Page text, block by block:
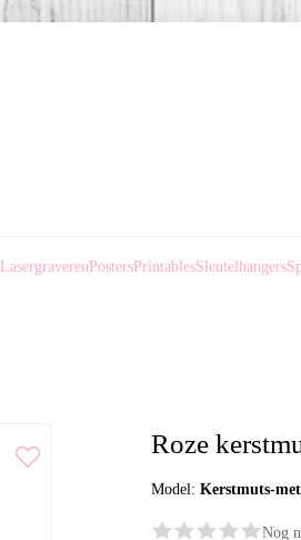
LasergraverenPostersPrintablesSleutelhangers
Roze
Model:Kerstmuts-
Nog